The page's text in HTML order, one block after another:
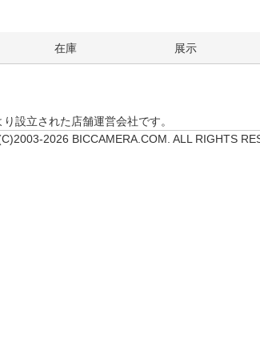
在庫 展示
設立された店舗運営会社です。
2026 BICCAMERA.COM. ALL RIGHTS